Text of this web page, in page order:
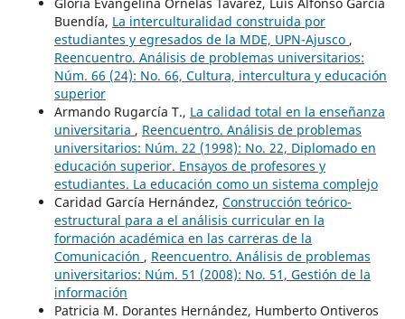
Buendía, La interculturalidad construida por
estudiantes y egresados de la MDE, UPN-Ajusco ,
Reencuentro. Análisis de problemas universitarios:
Núm. 66 (24): No. 66, Cultura, intercultura y educación
superior
Armando Rugarcía T., La calidad total en la enseñanza
universitaria , Reencuentro. Análisis de problemas
universitarios: Núm. 22 (1998): No. 22, Diplomado en
educación superior. Ensayos de profesores y
estudiantes. La educación como un sistema complejo
Caridad García Hernández, Construcción teórico-
estructural para a el análisis curricular en la
formación académica en las carreras de la
Comunicación , Reencuentro. Análisis de problemas
universitarios: Núm. 51 (2008): No. 51, Gestión de la
información
Patricia M. Dorantes Hernández, Humberto Ontiveros